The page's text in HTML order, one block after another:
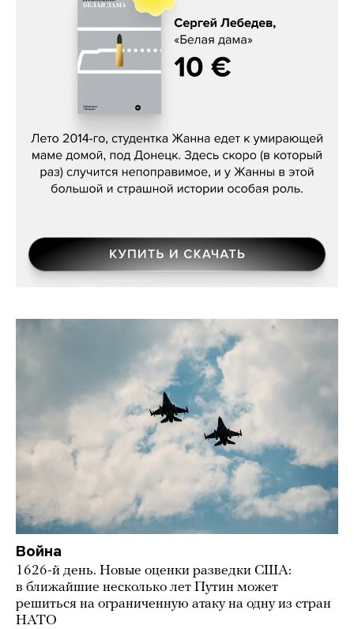
Сергей Лебедев, «Белая дама»
Война
1626-й день. Новые оценки разведки США:
в ближайшие несколько лет Путин может
решиться на ограниченную атаку на одну из стран
НАТО